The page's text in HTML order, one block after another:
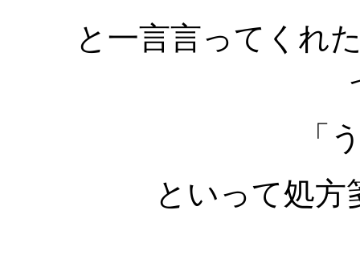
と一言言ってくれ
「
といって処方